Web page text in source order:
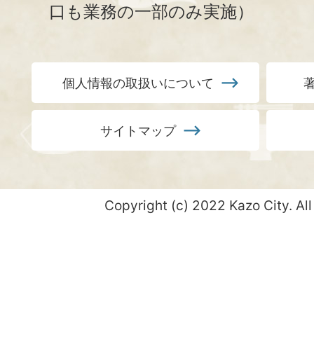
口も業務の一部のみ実施）
個人情報の取扱いについて
サイトマップ
Copyright (c) 2022 Kazo City.